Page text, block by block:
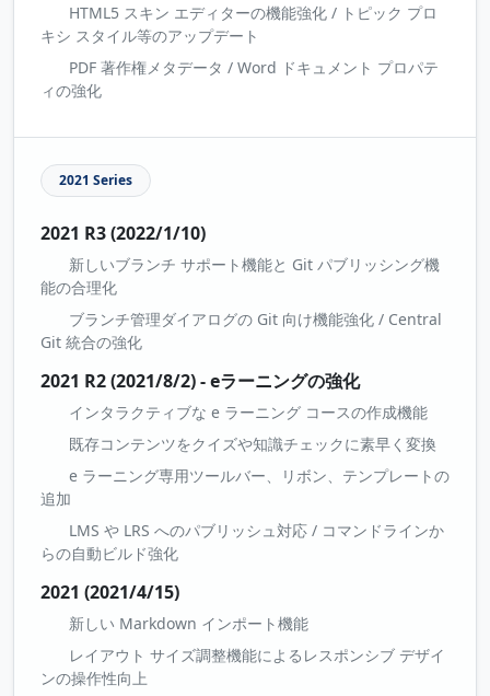
HTML5 スキン エディターの機能強化 / トピック プロ
キシ スタイル等のアップデート
PDF 著作権メタデータ / Word ドキュメント プロパテ
ィの強化
2021 Series
2021 R3 (2022/1/10)
新しいブランチ サポート機能と Git パブリッシング機
能の合理化
ブランチ管理ダイアログの Git 向け機能強化 / Central
Git 統合の強化
2021 R2 (2021/8/2) - eラーニングの強化
インタラクティブな e ラーニング コースの作成機能
既存コンテンツをクイズや知識チェックに素早く変換
e ラーニング専用ツールバー、リボン、テンプレートの
追加
LMS や LRS へのパブリッシュ対応 / コマンドラインか
らの自動ビルド強化
2021 (2021/4/15)
新しい Markdown インポート機能
レイアウト サイズ調整機能によるレスポンシブ デザイ
ンの操作性向上